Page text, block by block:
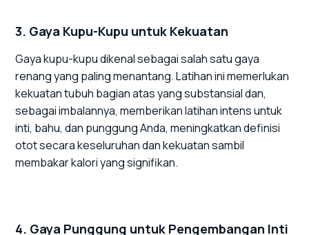
3. Gaya Kupu-Kupu untuk Kekuatan
Gaya kupu-kupu dikenal sebagai salah satu gaya
renang yang paling menantang. Latihan ini memerlukan
kekuatan tubuh bagian atas yang substansial dan,
sebagai imbalannya, memberikan latihan intens untuk
inti, bahu, dan punggung Anda, meningkatkan definisi
otot secara keseluruhan dan kekuatan sambil
membakar kalori yang signifikan.
4. Gaya Punggung untuk Pengembangan Inti